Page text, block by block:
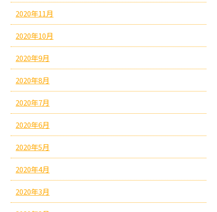
2020年11月
2020年10月
2020年9月
2020年8月
2020年7月
2020年6月
2020年5月
2020年4月
2020年3月